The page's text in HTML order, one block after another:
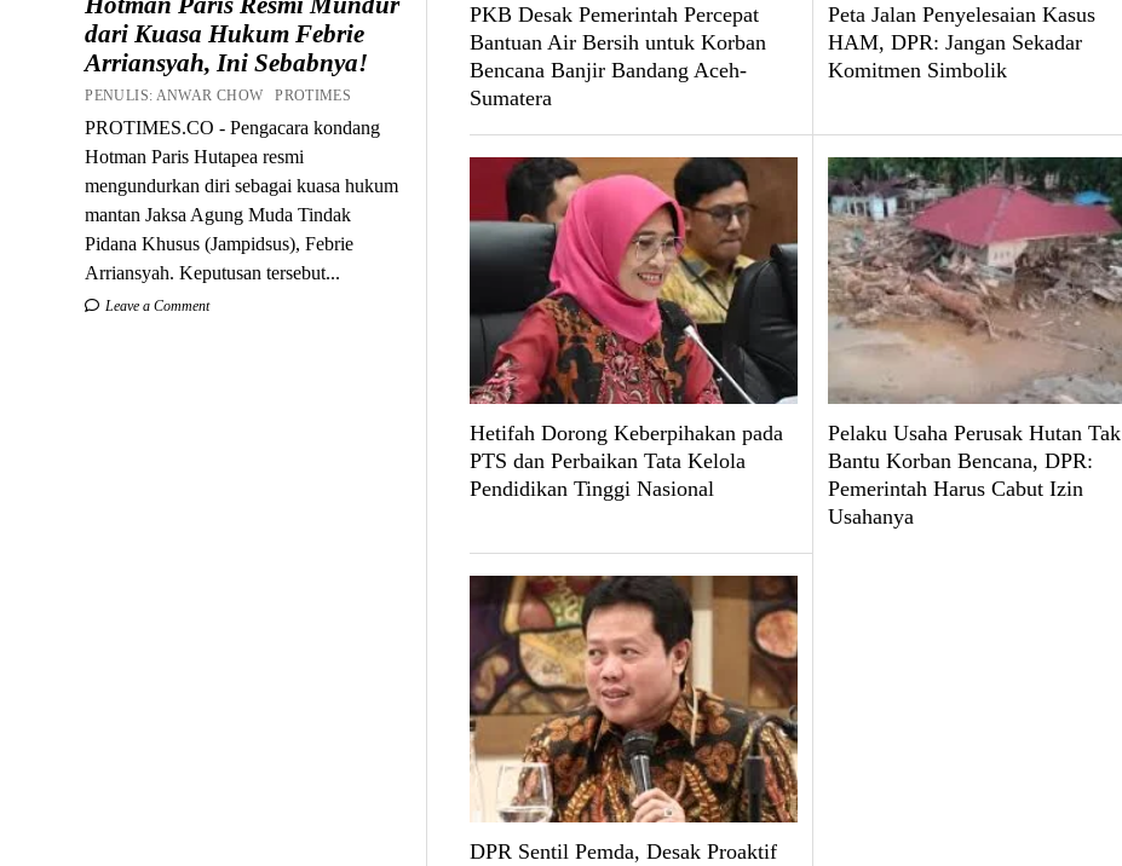
dari Kuasa Hukum Febrie
Arriansyah, Ini Sebabnya!
PENULIS: ANWAR CHOW PROTIMES
PROTIMES.CO - Pengacara kondang
Hotman Paris Hutapea resmi
mengundurkan diri sebagai kuasa hukum
mantan Jaksa Agung Muda Tindak
Pidana Khusus (Jampidsus), Febrie
Arriansyah. Keputusan tersebut...
Leave a Comment
PKB Desak Pemerintah Percepat
Bantuan Air Bersih untuk Korban
Bencana Banjir Bandang Aceh-
Sumatera
Peta Jalan Penyelesaian Kasus
HAM, DPR: Jangan Sekadar
Komitmen Simbolik
Hetifah Dorong Keberpihakan pada
PTS dan Perbaikan Tata Kelola
Pendidikan Tinggi Nasional
Pelaku Usaha Perusak Hutan Tak
Bantu Korban Bencana, DPR:
Pemerintah Harus Cabut Izin
Usahanya
DPR Sentil Pemda, Desak Proaktif